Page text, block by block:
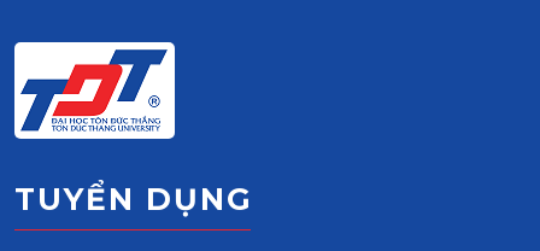
TUYỂN DỤNG